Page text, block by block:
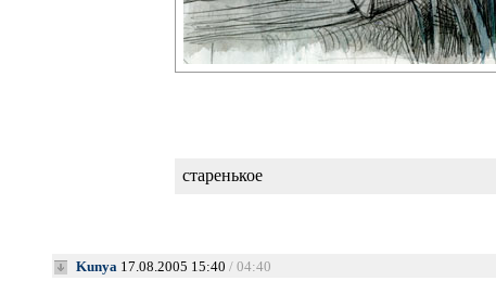
старенькое
Kunya17.08.2005 15:40 / 04:40